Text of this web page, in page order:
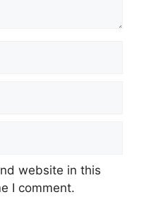
website in this
I comment.